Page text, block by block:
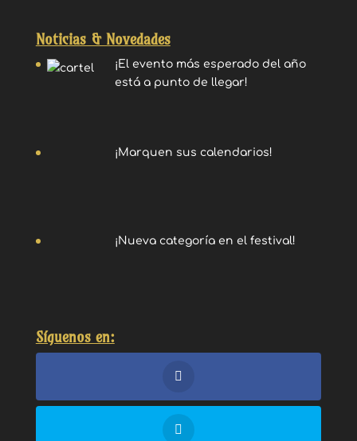
Noticias & Novedades
¡El evento más esperado del año
está a punto de llegar!
¡Marquen sus calendarios!
¡Nueva categoría en el festival!
Síguenos en: